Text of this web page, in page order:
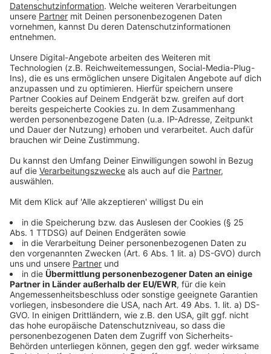
Gesundheit am Arbeitsplatz
Anzeige
Von vielen angesprochen, aber kaum vernünftig
umgesetzt. Der Fitnesstrendliste zufolge kümmern
sich viele Arbeitnehmerinnen und Arbeitnehmer um
eine gute Gesundheitsförderung am eigenen
Arbeitsplatz. In diesem Kontext fallen die
Fachbegriffe BGM und BGF ziemlich häufig. Was
bedeuten sie?
diesem Bereich sollen Strukturen und Prozesse
näher beleuchtet werden, damit Gesundheit als
Thema in einem Unternehmen seinen Platz findet.
BGF:Betriebliche Gesundheitsförderung. Damit
werden alle gesundheitsfördernde Maßnahmen
am Arbeitsplatz zusammengefasst, zum Beispiel
gesundes Kantinenessen oder Gesundheits-
Seminare.
Anzeige